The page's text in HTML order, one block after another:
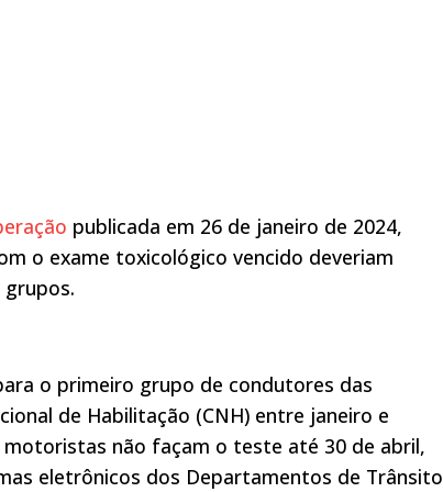
publicada em 26 de janeiro de 2024,
o exame toxicológico vencido deveriam
o primeiro grupo de condutores das
de Habilitação (CNH) entre janeiro e
não façam o teste até 30 de abril,
eletrônicos dos Departamentos de Trânsito